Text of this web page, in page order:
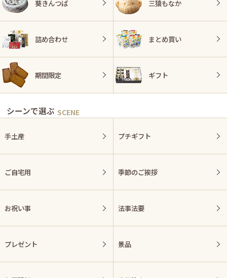
葵きんつば 三猿もなか
詰め合わせ まとめ買い
期間限定 ギフト
シーンで選ぶ
手土産 プチギフト
ご自宅用 季節のご挨拶
お祝い事 法事法要
プレゼント 景品